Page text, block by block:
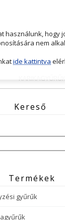
Kereső
Termékek
gyűrűk
használunk,
nem
ide kattintva